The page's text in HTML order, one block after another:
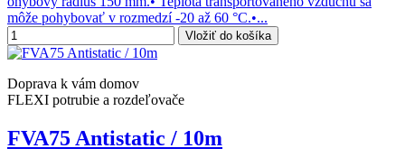
môže pohybovať v rozmedzí -20 až 60 °C.•...
Vložiť do košíka
Doprava k vám domov
FLEXI potrubie a rozdeľovače
FVA75 Antistatic / 10m